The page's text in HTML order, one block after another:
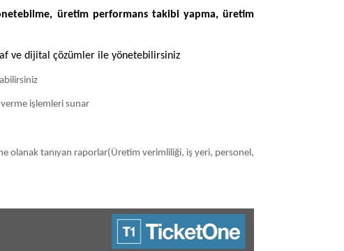
üretim performans takibi yapma, üretim
ve dijital çözümler ile yönetebilirsiniz
işlemleri sunar
olanak tanıyan raporlar(Üretim verimliliği, iş yeri, personel,